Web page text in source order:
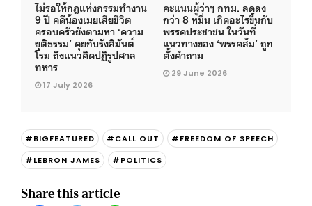
ไม่รอให้กฎแห่งกรรมทำงาน
9 ปี คดีน้องเมยเสียชีวิต
ครอบครัวยังตามหา ‘ความ
ยุติธรรม’ คุยกับรังสิมันต์
โรม ถึงแนวคิดปฏิรูปศาล
ทหาร
17 July 2026
คะแนนผู้ว่าฯ กทม. ลดลง
กว่า 8 หมื่น เกิดอะไรขึ้นกับ
พรรคประชาชน ในวันที่
แนวทางของ ‘พรรคส้ม’ ถูก
ตั้งคำถาม
29 June 2026
#BIGFEATURED #CALL OUT
#FREEDOM OF SPEECH
#LEBRON JAMES
#POLITICS
Share this article